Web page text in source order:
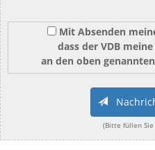
Mit Absenden
dass der VDB
an den oben
(Bitte füllen